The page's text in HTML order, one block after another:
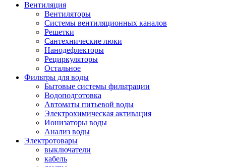
Вентиляция
Вентиляторы
Системы вентиляционных каналов
Решетки
Сантехнические люки
Нанодефлекторы
Рециркуляторы
Остальное
Фильтры для воды
Бытовые системы фильтрации
Водоподготовка
Автоматы питьевой воды
Электрохимическая активация
Ионизаторы воды
Анализ воды
Электротовары
выключатели
кабель